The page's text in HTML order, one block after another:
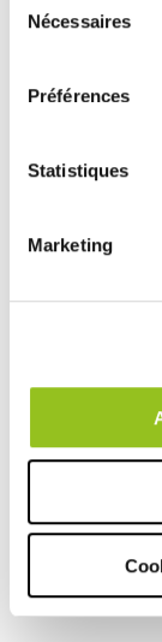
médias
partageons
notre site
publicité et
ou qu'ils ont
Nécessaires
Préférences
Statistiques
Marketing
Superficie :
Ville :Thonon-
CUISINE